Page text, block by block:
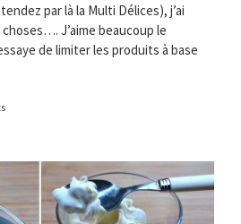
par là la Multi Délices), j’ai
J’aime beaucoup le
de limiter les produits à base